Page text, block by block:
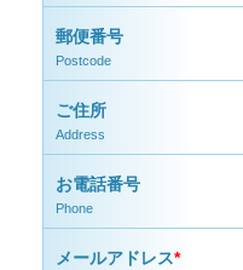
郵便番号
Postcode
ご住所
Address
お電話番号
Phone
メールアドレス*